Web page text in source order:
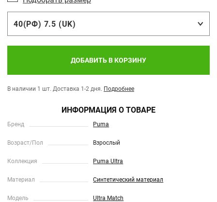
40(РФ) 7.5 (UK)
ДОБАВИТЬ В КОРЗИНУ
В наличии 1 шт. Доставка 1-2 дня. Подробнее
ИНФОРМАЦИЯ О ТОВАРЕ
Бренд Puma
Возраст/Пол Взрослый
Коллекция Puma Ultra
Материал Синтетический материал
Модель Ultra Match